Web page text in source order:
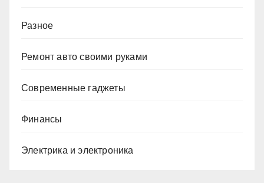
Разное
Ремонт авто своими руками
Современные гаджеты
Финансы
Электрика и электроника